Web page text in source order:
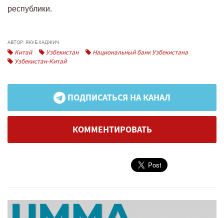
республики.
АВТОР: ЯКУБ ХАДЖИЧ
Китай Узбекистан
Национальный банк Узбекистана
Узбекистан-Китай
ПОДПИСАТЬСЯ НА КАНАЛ
КОММЕНТИРОВАТЬ